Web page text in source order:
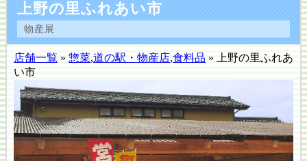
上野の里ふれあい市
物産展
店舗一覧 » 惣菜,道の駅・物産店,食料品 » 上野の里ふれあ
い市